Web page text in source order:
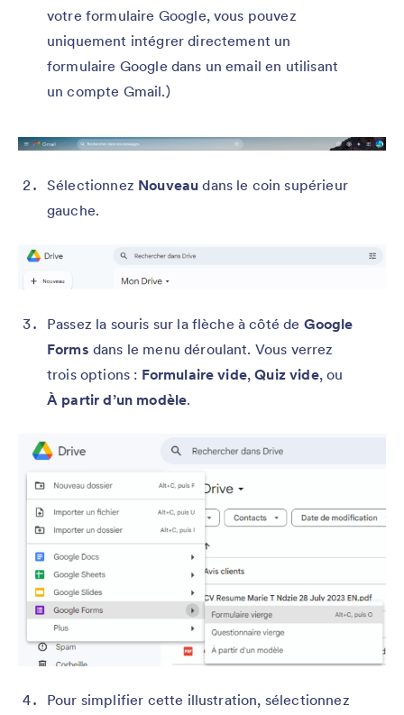
votre formulaire Google, vous pouvez
uniquement intégrer directement un
formulaire Google dans un email en utilisant
un compte Gmail.)
Sélectionnez Nouveaudans le coin supérieur
gauche.
Passez la souris sur la flèche à côté de Google
Forms dans le menu déroulant. Vous verrez
trois options : Formulaire vide,Quiz vide, ou
À partir d’un modèle.
Pour simplifier cette illustration, sélectionnez